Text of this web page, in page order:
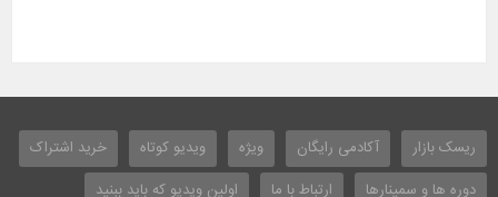
ریسک بازار آکادمی رایگان ویژه ویدیو کوتاه
خرید اشتراک
دوره ها و سمینارها
ارتباط با ما اولین ویدیو که باید ببنید